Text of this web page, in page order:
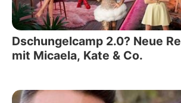
Dschungelcamp 2.0? Neue
mit Micaela, Kate & Co.